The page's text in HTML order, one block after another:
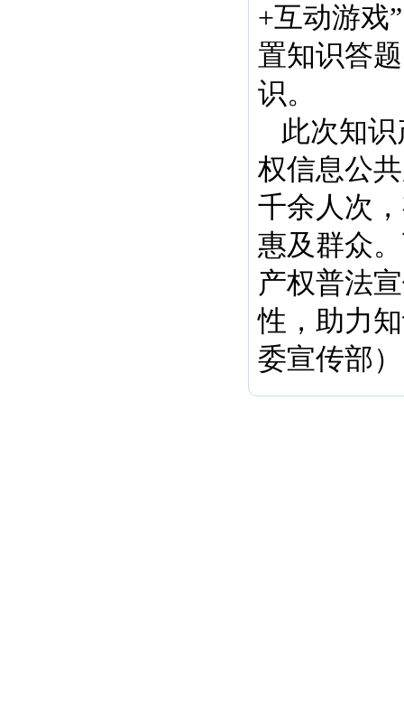
+互动游戏
置知识答
识。
此次知
权信息公
千余人次
惠及群众
产权普法
性，助力
委宣传部）